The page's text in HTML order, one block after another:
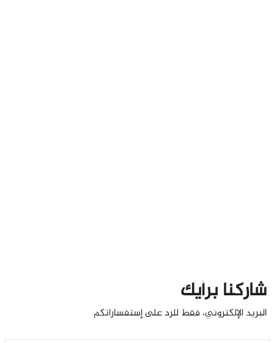
شاركنا برأيك
البريد الإلكتروني، فقط للرد على إستفساراتكم